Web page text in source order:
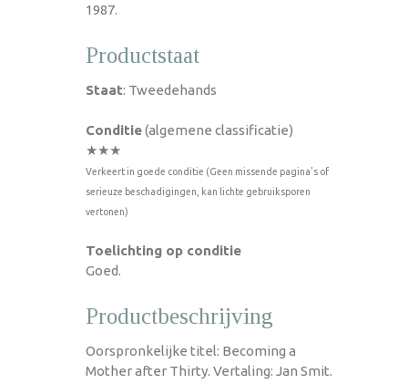
1987.
Productstaat
Staat: Tweedehands
Conditie(algemene classificatie)
★★★
Verkeert in goede conditie (Geen missende pagina's of
serieuze beschadigingen, kan lichte gebruiksporen
vertonen)
Toelichting op conditie
Goed.
Productbeschrijving
Oorspronkelijke titel: Becoming a
Mother after Thirty. Vertaling: Jan Smit.